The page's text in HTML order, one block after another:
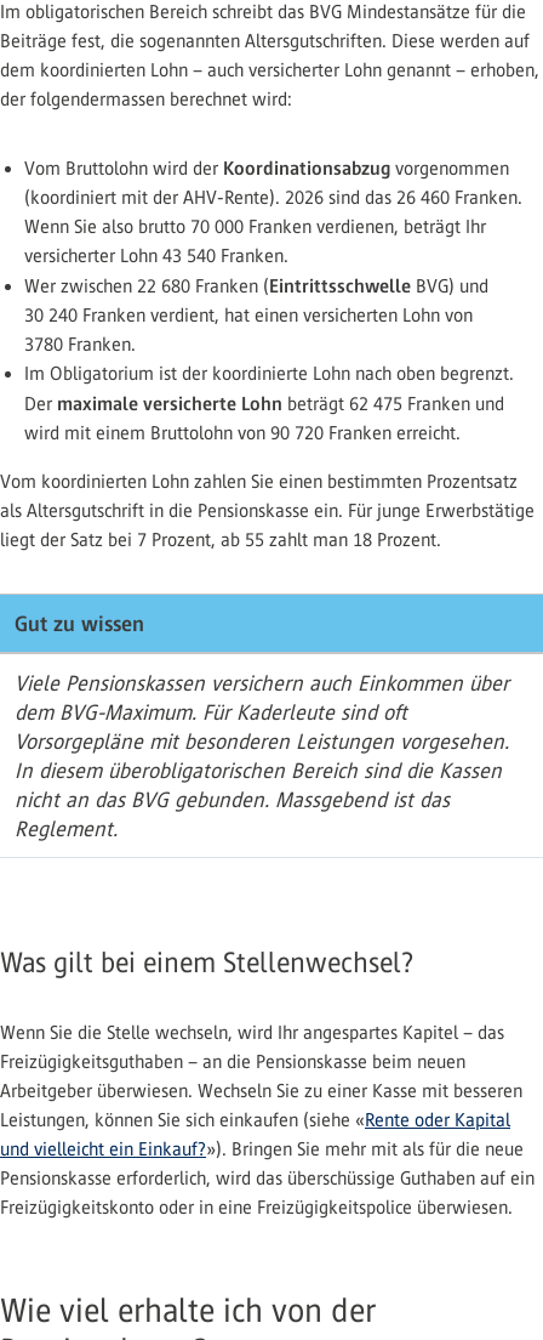
Im obligatorischen Bereich schreibt das BVG Mindestansätze für die
Beiträge fest, die sogenannten Altersgutschriften. Diese werden auf
dem koordinierten Lohn – auch versicherter Lohn genannt – erhoben,
der folgendermassen berechnet wird:
Vom Bruttolohn wird der Koordinationsabzug vorgenommen
(koordiniert mit der AHV-Rente). 2026 sind das 26 460 Franken.
Wenn Sie also brutto 70 000 Franken verdienen, beträgt Ihr
versicherter Lohn 43 540 Franken.
Wer zwischen 22 680 Franken (Eintrittsschwelle BVG) und
30 240 Franken verdient, hat einen versicherten Lohn von
3780 Franken.
Im Obligatorium ist der koordinierte Lohn nach oben begrenzt.
Der maximale versicherte Lohn beträgt 62 475 Franken und
wird mit einem Bruttolohn von 90 720 Franken erreicht.
Vom koordinierten Lohn zahlen Sie einen bestimmten Prozentsatz
als Altersgutschrift in die Pensionskasse ein. Für junge Erwerbstätige
liegt der Satz bei 7 Prozent, ab 55 zahlt man 18 Prozent.
Gut zu wissen
Viele Pensionskassen versichern auch Einkommen über
dem BVG-Maximum. Für Kaderleute sind oft
Vorsorgepläne mit besonderen Leistungen vorgesehen.
In diesem überobligatorischen Bereich sind die Kassen
nicht an das BVG gebunden. Massgebend ist das
Reglement.
Was gilt bei einem Stellenwechsel?
Wenn Sie die Stelle wechseln, wird Ihr angespartes Kapitel – das
Freizügigkeitsguthaben – an die Pensionskasse beim neuen
Arbeitgeber überwiesen. Wechseln Sie zu einer Kasse mit besseren
Leistungen, können Sie sich einkaufen (siehe «Rente oder Kapital
und vielleicht ein Einkauf?»). Bringen Sie mehr mit als für die neue
Pensionskasse erforderlich, wird das überschüssige Guthaben auf ein
Freizügigkeitskonto oder in eine Freizügigkeitspolice überwiesen.
Wie viel erhalte ich von der